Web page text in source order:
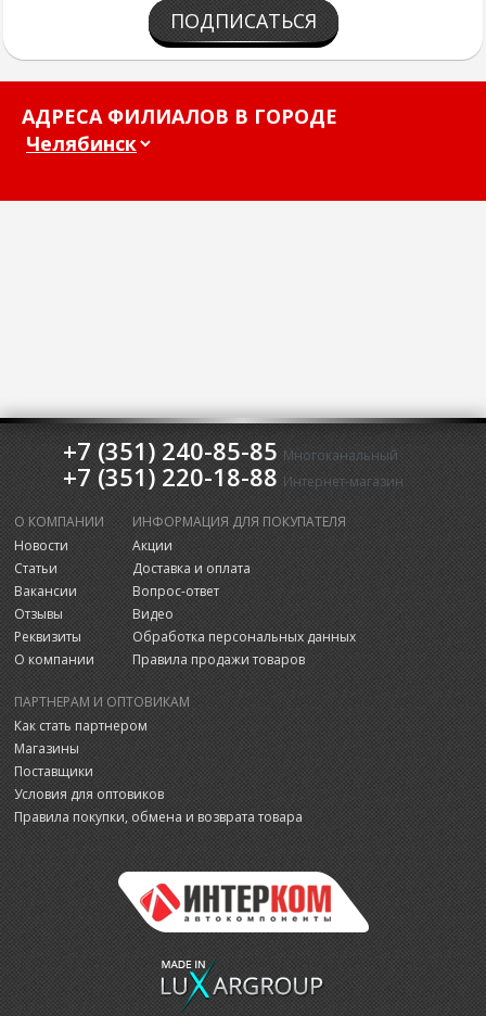
ПОДПИСАТЬСЯ
АДРЕСА ФИЛИАЛОВ В ГОРОДЕ
+7 (351) 240-85-85 Многоканальный
+7 (351) 220-18-88 Интернет-магазин
О КОМПАНИИ
Новости
Статьи
Вакансии
Отзывы
Реквизиты
О компании
ИНФОРМАЦИЯ ДЛЯ ПОКУПАТЕЛЯ
Акции
Доставка и оплата
Вопрос-ответ
Видео
Обработка персональных данных
Правила продажи товаров
ПАРТНЕРАМ И ОПТОВИКАМ
Как стать партнером
Магазины
Поставщики
Условия для оптовиков
Правила покупки, обмена и возврата товара